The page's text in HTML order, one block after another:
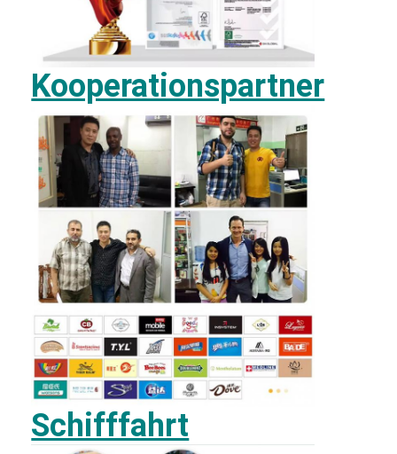
Kooperationspartner
Schifffahrt